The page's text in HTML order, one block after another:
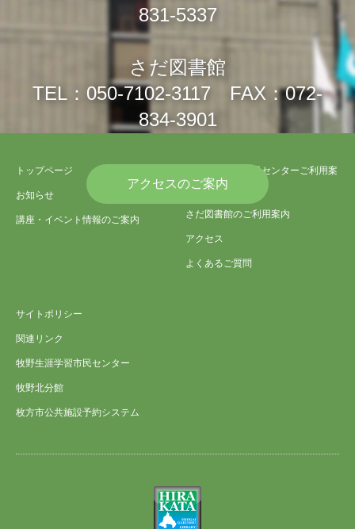
831-5337
さだ図書館
TEL：050-7102-3117 FAX：072-
834-3901
アクセスのご案内
トップページ
お知らせ
講座・イベント情報のご案内
さだ生涯学習市民センターご利用案
内
さだ図書館のご利用案内
アクセス
よくあるご質問
サイトポリシー
関連リンク
牧野生涯学習市民センター
牧野北分館
枚方市公共施設予約システム